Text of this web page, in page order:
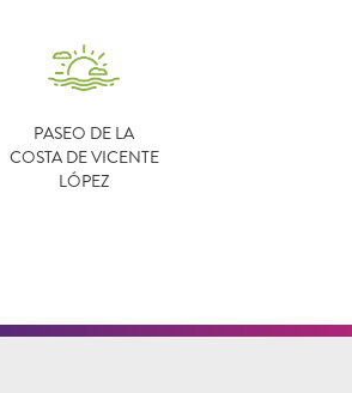
PASEO DE LA
COSTA DE VICENTE
LÓPEZ